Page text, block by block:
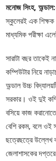
মনোজ সিংহ, অন্ডাল:
স্কুলেরই এক শিক্ষক
মাধ্যমিক পরীক্ষা
সারাটা বছর তাকেই
কম্পিউটার নিয়ে
অন্ডাল উচ্চ
সরকার। ওই দুই
বসিয়ে কাজ
বেশি রকম, বলে ওই
ছত্রেছত্রে উল্লেখ
জেলাশাসকের